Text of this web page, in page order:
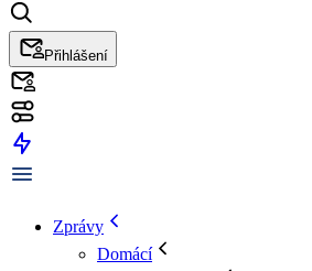
Přihlášení
Zprávy
Domácí